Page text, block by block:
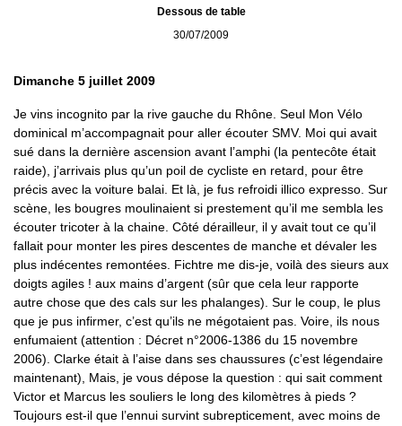
Dessous de table
30/07/2009
Dimanche 5 juillet 2009
Je vins incognito par la rive gauche du Rhône. Seul Mon Vélo
dominical m’accompagnait pour aller écouter SMV. Moi qui avait
sué dans la dernière ascension avant l’amphi (la pentecôte était
raide), j’arrivais plus qu’un poil de cycliste en retard, pour être
précis avec la voiture balai. Et là, je fus refroidi illico expresso. Sur
scène, les bougres moulinaient si prestement qu’il me sembla les
écouter tricoter à la chaine. Côté dérailleur, il y avait tout ce qu’il
fallait pour monter les pires descentes de manche et dévaler les
plus indécentes remontées. Fichtre me dis-je, voilà des sieurs aux
doigts agiles ! aux mains d’argent (sûr que cela leur rapporte
autre chose que des cals sur les phalanges). Sur le coup, le plus
que je pus infirmer, c’est qu’ils ne mégotaient pas. Voire, ils nous
enfumaient (attention : Décret n°2006-1386 du 15 novembre
2006). Clarke était à l’aise dans ses chaussures (c’est légendaire
maintenant), Mais, je vous dépose la question : qui sait comment
Victor et Marcus les souliers le long des kilomètres à pieds ?
Toujours est-il que l’ennui survint subrepticement, avec moins de